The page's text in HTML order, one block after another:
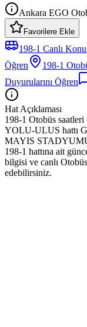
Ankara EGO
Favorilere Ekle
198-1 Canlı
Öğren
198-1
Duyurularını Öğren
Hat Açıklaması
198-1 Otobüs
YOLU-ULUS hattı
MAYIS STADYUMU
198-1 hattına ait
bilgisi ve canlı
edebilirsiniz.